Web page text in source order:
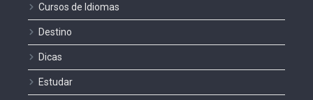
Cursos de Idiomas
Destino
Dicas
Estudar